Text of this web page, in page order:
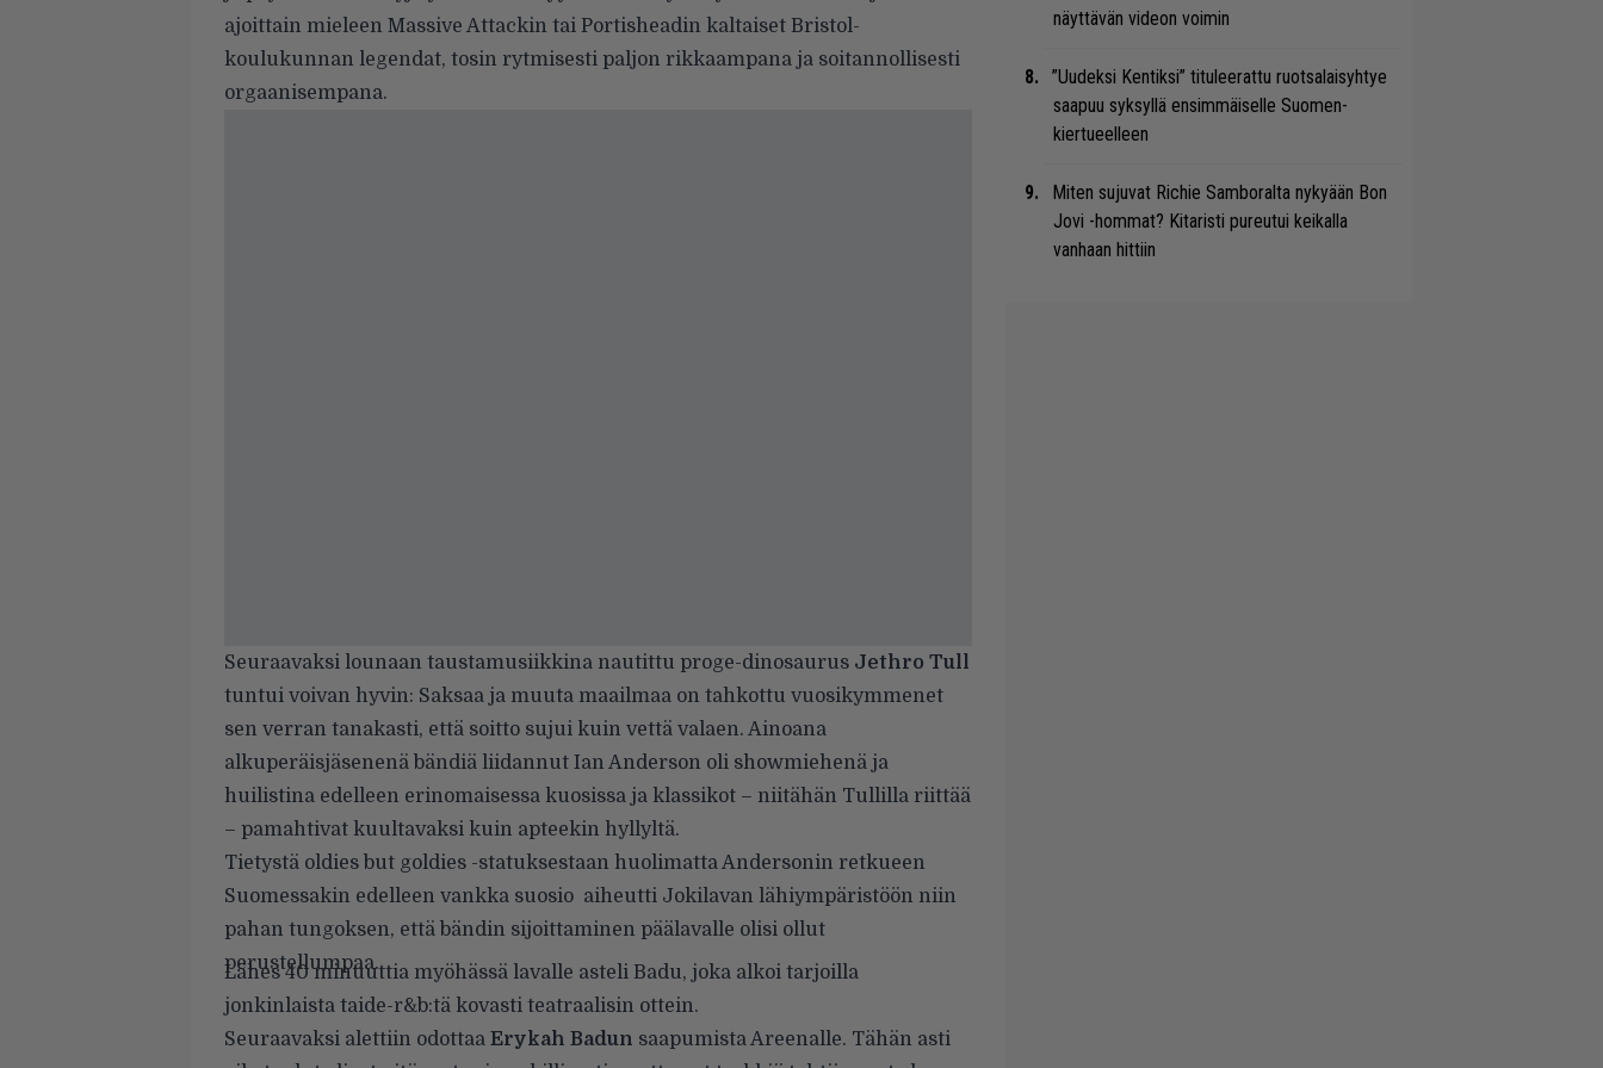
ajoittain mieleen Massive Attackin tai Portisheadin kaltaiset Bristol-
koulukunnan legendat, tosin rytmisesti paljon rikkaampana ja soitannollisesti
orgaanisempana.
Seuraavaksi lounaan taustamusiikkina nautittu proge-dinosaurus Jethro Tull
tuntui voivan hyvin: Saksaa ja muuta maailmaa on tahkottu vuosikymmenet
sen verran tanakasti, että soitto sujui kuin vettä valaen. Ainoana
alkuperäisjäsenenä bändiä liidannut Ian Anderson oli showmiehenä ja
huilistina edelleen erinomaisessa kuosissa ja klassikot – niitähän Tullilla riittää
– pamahtivat kuultavaksi kuin apteekin hyllyltä.
Tietystä oldies but goldies -statuksestaan huolimatta Andersonin retkueen
Suomessakin edelleen vankka suosio aiheutti Jokilavan lähiympäristöön niin
pahan tungoksen, että bändin sijoittaminen päälavalle olisi ollut
perustellumpaa.
Lähes 40 minuuttia myöhässä lavalle asteli Badu, joka alkoi tarjoilla
jonkinlaista taide-r&b:tä kovasti teatraalisin ottein.
Seuraavaksi alettiin odottaa Erykah Badun saapumista Areenalle. Tähän asti
näyttävän videon voimin
”Uudeksi Kentiksi” tituleerattu ruotsalaisyhtye
saapuu syksyllä ensimmäiselle Suomen-
kiertueelleen
Miten sujuvat Richie Samboralta nykyään Bon
Jovi -hommat? Kitaristi pureutui keikalla
vanhaan hittiin